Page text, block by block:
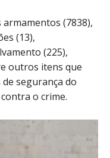
(7838),
(13),
(225),
outros itens que
segurança do
o crime.